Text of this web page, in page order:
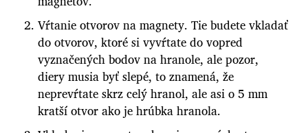
Vŕtanie otvorov na magnety. Tie budete vkladať
do otvorov, ktoré si vyvŕtate do vopred
vyznačených bodov na hranole, ale pozor,
diery musia byť slepé, to znamená, že
neprevŕtate skrz celý hranol, ale asi o 5 mm
kratší otvor ako je hrúbka hranola.